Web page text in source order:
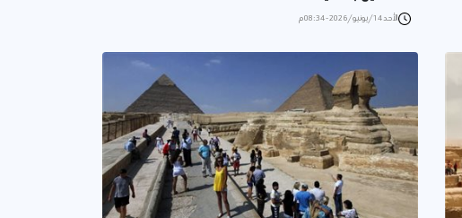
الأحد 14/يونيو/2026 - 08:34 م